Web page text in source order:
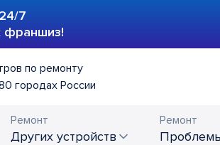
7
франшиз!
по ремонту
городах России
Ремонт
других устройств
Ремонт